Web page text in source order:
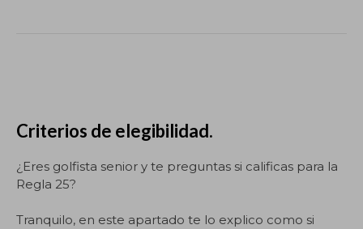
Criterios de elegibilidad.
¿Eres golfista senior y te preguntas si calificas para la
Regla 25?
Tranquilo, en este apartado te lo explico como si